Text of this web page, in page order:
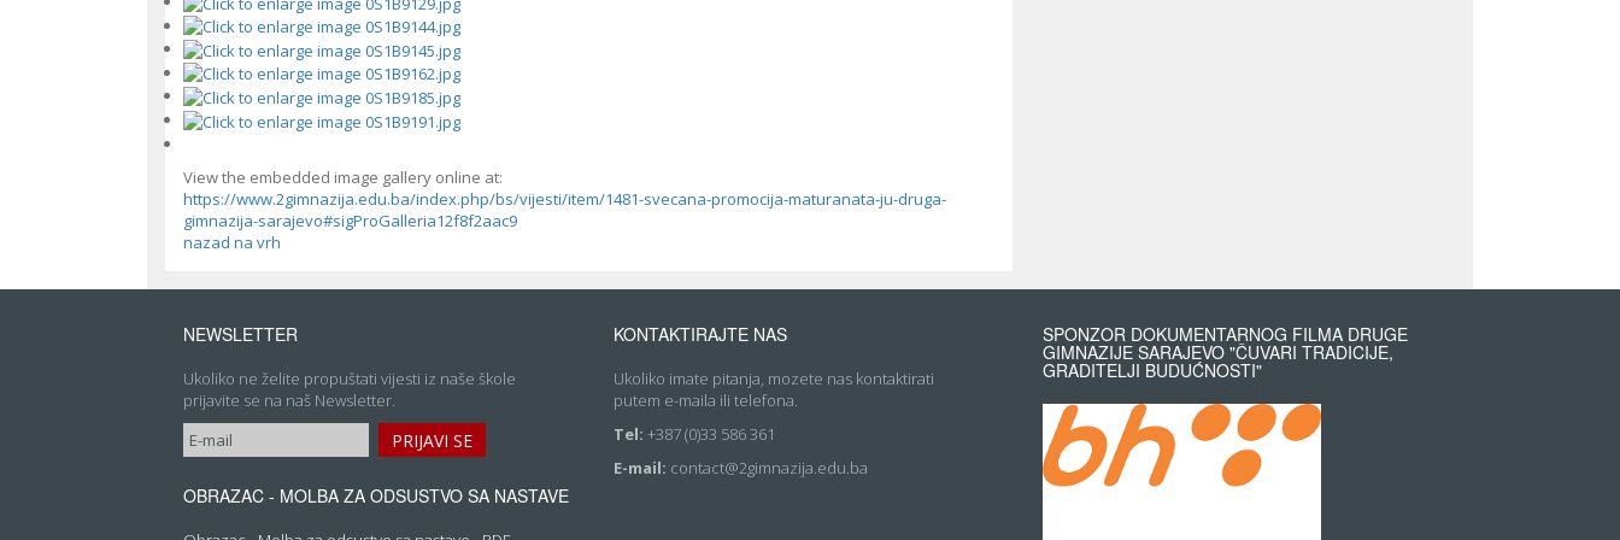
View the embedded image gallery online at:
https://www.2gimnazija.edu.ba/index.php/bs/vijesti/item/1481-svecana-promocija-maturanata-ju-druga-
gimnazija-sarajevo#sigProGalleria12f8f2aac9
nazad na vrh
NEWSLETTER
Ukoliko ne želite propuštati vijesti iz naše škole
prijavite se na naš Newsletter.
OBRAZAC - MOLBA ZA ODSUSTVO SA NASTAVE
KONTAKTIRAJTE NAS
Ukoliko imate pitanja, mozete nas kontaktirati
putem e-maila ili telefona.
Tel: +387 (0)33 586 361
E-mail: contact@2gimnazija.edu.ba
SPONZOR DOKUMENTARNOG FILMA DRUGE
GIMNAZIJE SARAJEVO "ČUVARI TRADICIJE,
GRADITELJI BUDUĆNOSTI"